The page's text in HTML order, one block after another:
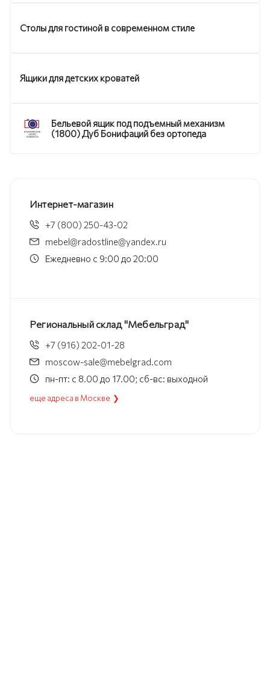
Столы для гостиной в современном стиле
Ящики для детских кроватей
Бельевой ящик под подъемный механизм
(1800) Дуб Бонифаций без ортопеда
Интернет-магазин
+7 (800) 250-43-02
mebel@radostline@yandex.ru
Ежедневно с 9:00 до 20:00
Региональный склад "Мебельград"
+7 (916) 202-01-28
moscow-sale@mebelgrad.com
пн-пт: с 8.00 до 17.00; сб-вс: выходной
еще адреса в Москве ❯